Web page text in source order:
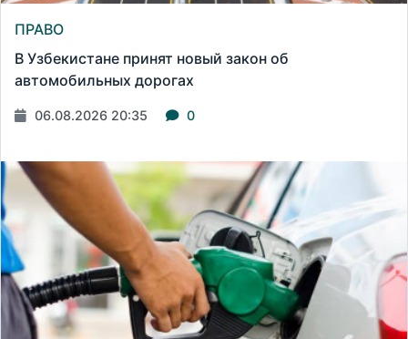
ПРАВО
В Узбекистане принят новый закон об
автомобильных дорогах
06.08.2026 20:35 0